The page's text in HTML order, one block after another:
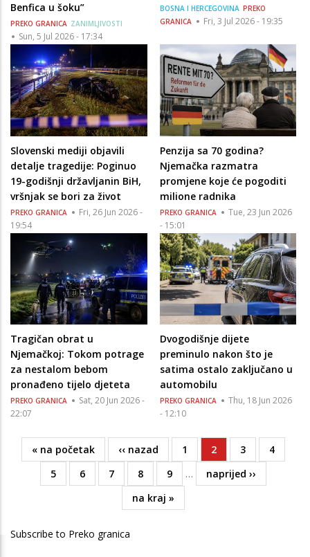
Benfica u šoku”
PREKO GRANICA ZANIMLJIVOSTI
Sun, 5 Jul 2026 - 17:34
BOSNA I HERCEGOVINA PREKO
GRANICA
Fri, 3 Jul 2026 - 19:35
Slovenski mediji objavili
detalje tragedije: Poginuo
19-godišnji državljanin BiH,
vršnjak se bori za život
PREKO GRANICA
Fri, 26 Jun 2026 -
19:54
Penzija sa 70 godina?
Njemačka razmatra
promjene koje će pogoditi
milione radnika
PREKO GRANICA
Tue, 23 Jun 2026
- 15:01
Tragičan obrat u
Njemačkoj: Tokom potrage
za nestalom bebom
pronađeno tijelo djeteta
PREKO GRANICA
Sat, 20 Jun 2026 -
22:07
Dvogodišnje dijete
preminulo nakon što je
satima ostalo zaključano u
automobilu
PREKO GRANICA
Thu, 18 Jun 2026
- 12:10
Pagination
First
page
« na početak
Previous
page
‹‹ nazad Page
1
Current
page
2 Page
3 Page
4
Page
5 Page
6 Page
7 Page
8 Page
9 …
Next
page
naprijed ››
Last
page
na kraj »
Subscribe to Preko granica